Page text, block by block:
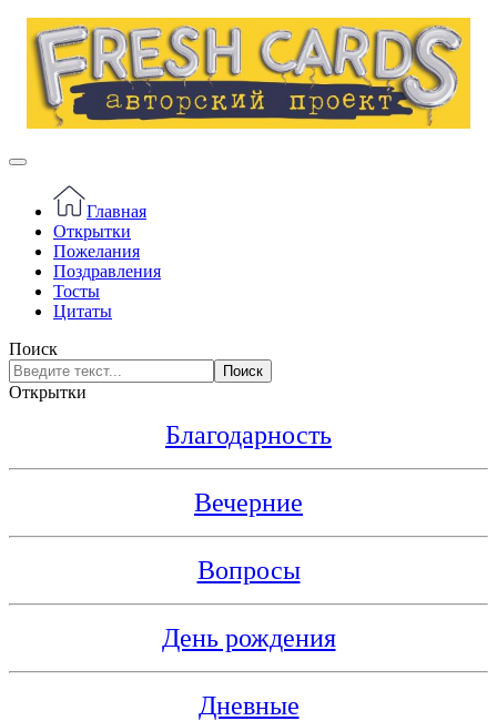
Главная
Открытки
Пожелания
Поздравления
Тосты
Цитаты
Поиск
Поиск
Открытки
Благодарность
Вечерние
Вопросы
День рождения
Дневные